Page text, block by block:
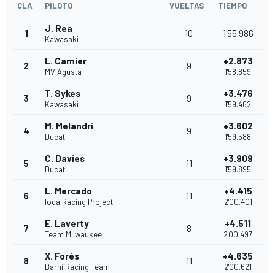
CLA PILOTO VUELTAS TIEMPO
1 J. Rea
Kawasaki
10 1'55.986
2 L. Camier
MV Agusta
9 +2.873
1'58.859
3 T. Sykes
Kawasaki
9 +3.476
1'59.462
4 M. Melandri
Ducati
9 +3.602
1'59.588
5 C. Davies
Ducati
11 +3.909
1'59.895
6 L. Mercado
Ioda Racing Project
11 +4.415
2'00.401
7 E. Laverty
Team Milwaukee
8 +4.511
2'00.497
8 X. Forés
Barni Racing Team
11 +4.635
2'00.621